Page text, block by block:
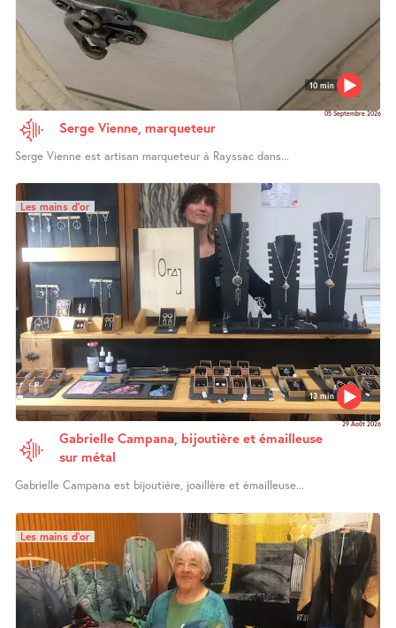
10 min
05 Septembre 2026
Serge Vienne, marqueteur
Serge Vienne est artisan marqueteur à Rayssac dans...
13 min
Les mains d’or
29 Août 2026
Gabrielle Campana, bijoutière et émailleuse
sur métal
Gabrielle Campana est bijoutière, joaillère et émailleuse...
Les mains d’or